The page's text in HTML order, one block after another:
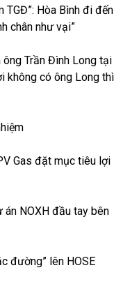
TGĐ”: Hòa Bình đi đến
chân như vại”
ông Trần Đình Long tại
không có ông Long thì
Gas đặt mục tiêu lợi
NOXH đầu tay bên
đường” lên HOSE